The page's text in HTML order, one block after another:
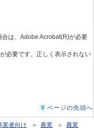
は、Adobe Acrobat(R)が必要
必要です。正しく表示されない
ページの先頭へ
業者向け ＞ 農業 ＞ 農業